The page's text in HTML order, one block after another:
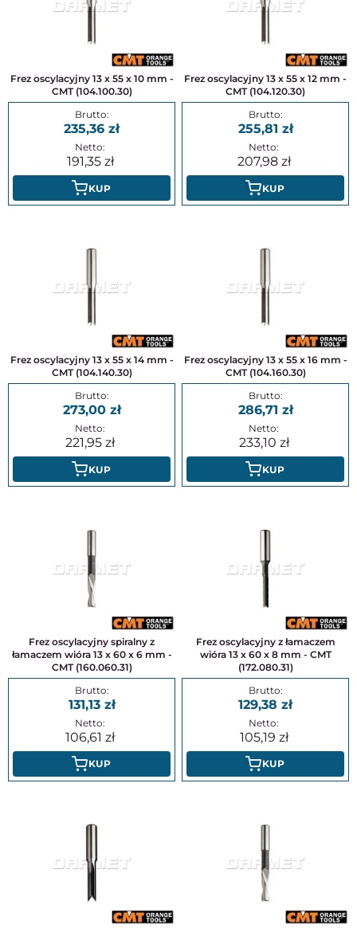
Frez oscylacyjny 13 x 55 x 10 mm -
CMT (104.100.30)
235,36
191,35
KUP
Frez oscylacyjny 13 x 55 x 12 mm -
CMT (104.120.30)
255,81
207,98
KUP
Frez oscylacyjny 13 x 55 x 14 mm -
CMT (104.140.30)
273,00
221,95
KUP
Frez oscylacyjny 13 x 55 x 16 mm -
CMT (104.160.30)
286,71
233,10
KUP
Frez oscylacyjny spiralny z
łamaczem wióra 13 x 60 x 6 mm -
CMT (160.060.31)
131,13
106,61
KUP
Frez oscylacyjny z łamaczem
wióra 13 x 60 x 8 mm - CMT
(172.080.31)
129,38
105,19
KUP